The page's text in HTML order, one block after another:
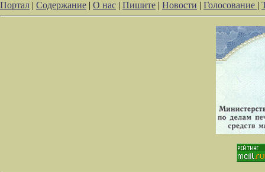
Портал | Содержание | О нас | Пишите | Новости | Голосование |